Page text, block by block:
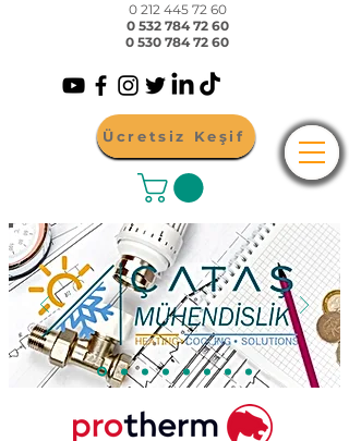
0 212 445 72 60
0 532 784 72 60
0 530 784 72 60
Ücretsiz Keşif